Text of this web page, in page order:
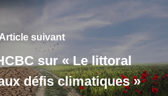
Article suivant
sur « Le littoral
défis climatiques »